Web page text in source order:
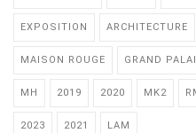
EXPOSITION ARCHITECTURE
MAISON ROUGE GRAND
MH 2019 2020 MK2
2023 2021 LAM